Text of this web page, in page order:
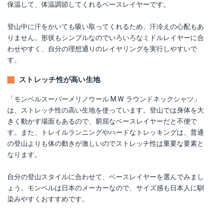
保温して、体温調節してくれるベースレイヤーです。
登山中に汗をかいても吸い取ってくれるため、汗冷えの心配もあ
りません。形状もシンプルなのでいろいろなミドルレイヤーに合
わせやすく、自分の理想通りのレイヤリングを実行しやすいで
す。
ストレッチ性が高い生地
「モンベルスーパーメリノウール M.W. ラウンドネックシャツ」
は、ストレッチ性の高い生地を使っています。登山では身体を大
きく動かす場面もあるので、窮屈なベースレイヤーだと不便で
す。また、トレイルランニングやハードなトレッキングは、普通
の登山よりも体の動きが激しいのでストレッチ性は重要な要素と
なります。
自分の登山スタイルに合わせて、ベースレイヤーを選んでみまし
ょう。モンベルは日本のメーカーなので、サイズ感も日本人に馴
染みやすくおすすめです。